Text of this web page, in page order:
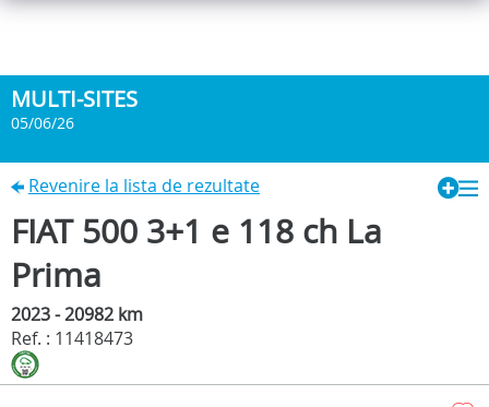
MULTI-SITES
05/06/26
Revenire la lista de rezultate
FIAT 500 3+1 e 118 ch La
Prima
2023 - 20982 km
Ref. : 11418473